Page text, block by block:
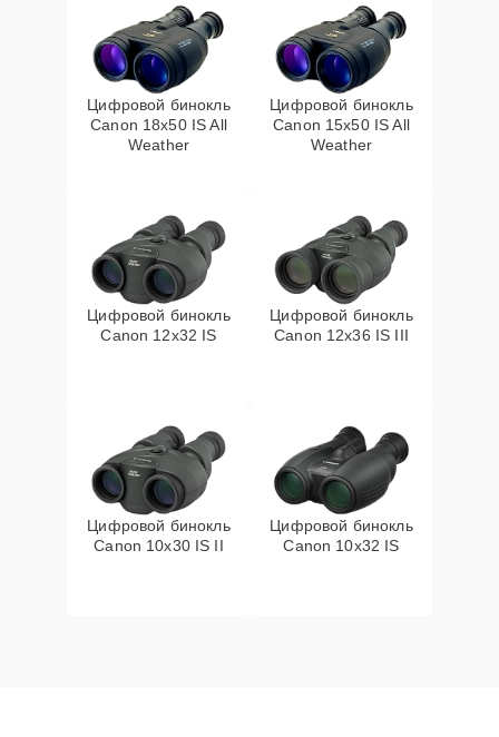
Цифровой бинокль
Canon 18x50 IS All
Weather
Цифровой бинокль
Canon 15x50 IS All
Weather
Цифровой бинокль
Canon 12x32 IS
Цифровой бинокль
Canon 12x36 IS III
Цифровой бинокль
Canon 10x30 IS II
Цифровой бинокль
Canon 10x32 IS